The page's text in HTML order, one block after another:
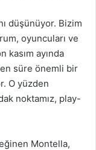
düşünüyor. Bizim
oyuncuları ve
kasım ayında
süre önemli bir
O yüzden
noktamız, play-
Montella,